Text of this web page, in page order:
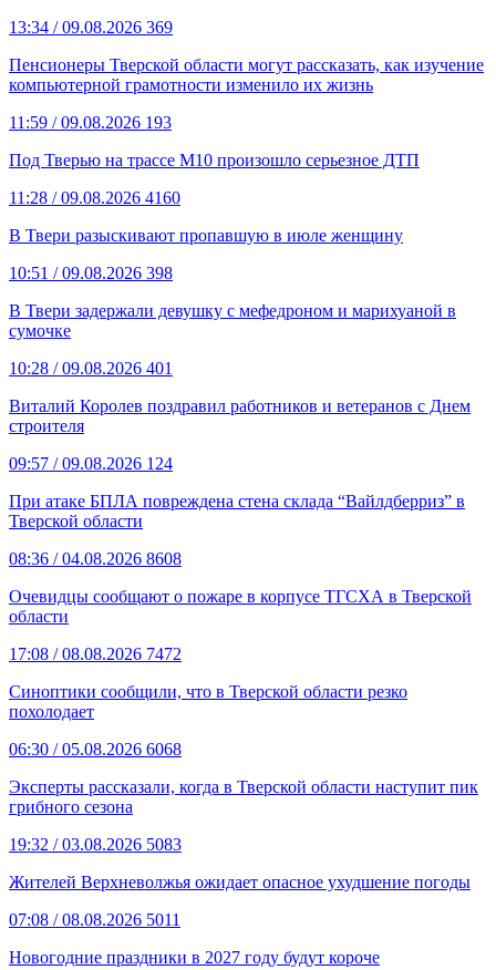
13:34 / 09.08.2026 369
Пенсионеры Тверской области могут рассказать, как изучение
компьютерной грамотности изменило их жизнь
11:59 / 09.08.2026 193
Под Тверью на трассе М10 произошло серьезное ДТП
11:28 / 09.08.2026 4160
В Твери разыскивают пропавшую в июле женщину
10:51 / 09.08.2026 398
В Твери задержали девушку с мефедроном и марихуаной в
сумочке
10:28 / 09.08.2026 401
Виталий Королев поздравил работников и ветеранов с Днем
строителя
09:57 / 09.08.2026 124
При атаке БПЛА повреждена стена склада “Вайлдберриз” в
Тверской области
08:36 / 04.08.2026 8608
Очевидцы сообщают о пожаре в корпусе ТГСХА в Тверской
области
17:08 / 08.08.2026 7472
Синоптики сообщили, что в Тверской области резко
похолодает
06:30 / 05.08.2026 6068
Эксперты рассказали, когда в Тверской области наступит пик
грибного сезона
19:32 / 03.08.2026 5083
Жителей Верхневолжья ожидает опасное ухудшение погоды
07:08 / 08.08.2026 5011
Новогодние праздники в 2027 году будут короче